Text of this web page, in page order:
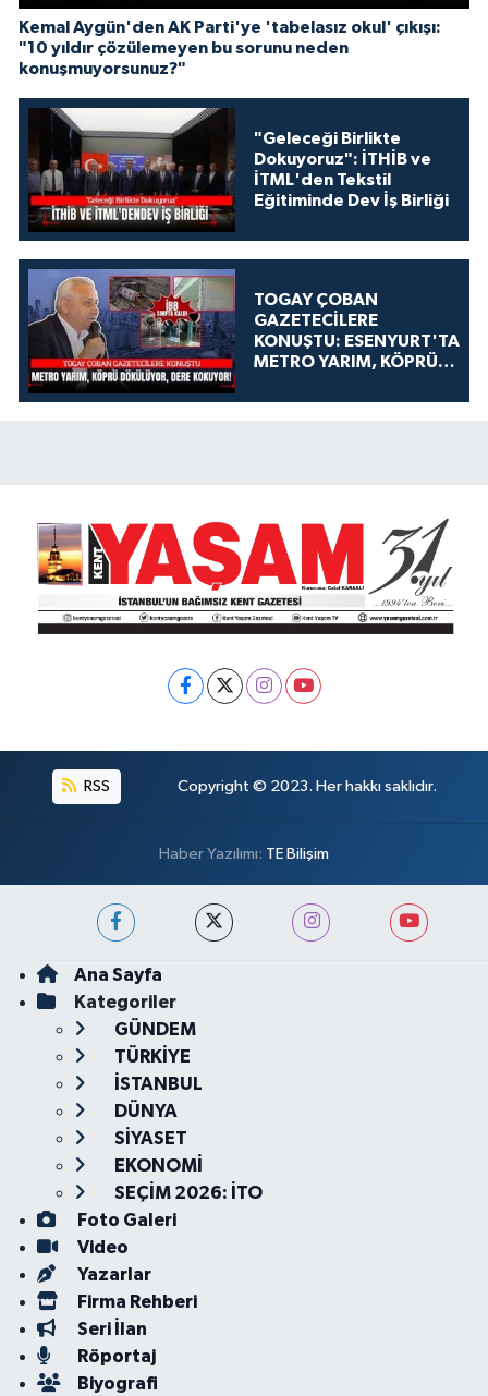
Kemal Aygün'den AK Parti'ye 'tabelasız okul' çıkışı:
"10 yıldır çözülemeyen bu sorunu neden
konuşmuyorsunuz?"
"Geleceği Birlikte
Dokuyoruz": İTHİB ve
İTML'den Tekstil
Eğitiminde Dev İş Birliği
TOGAY ÇOBAN
GAZETECİLERE
KONUŞTU: ESENYURT'TA
METRO YARIM, KÖPRÜ
KOKUYOR!
RSS Copyright © 2023. Her hakkı saklıdır.
Haber Yazılımı: TE Bilişim
Ana Sayfa
Kategoriler
GÜNDEM
TÜRKİYE
İSTANBUL
DÜNYA
SİYASET
EKONOMİ
SEÇİM 2026: İTO
Foto Galeri
Video
Yazarlar
Firma Rehberi
Seri İlan
Röportaj
Biyografi